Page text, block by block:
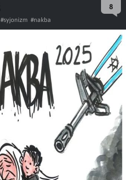
8
#syjonizm #nakba